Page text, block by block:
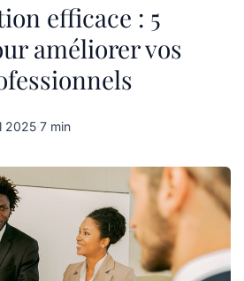
efficace : 5
améliorer vos
2025·7 min